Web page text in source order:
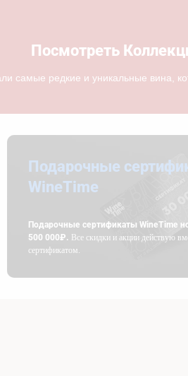
Посмотреть
самые редкие и уникальные вина,
Подарочные
WineTime
Подарочные сертификаты WineTime
500 000₽. Все скидки и акции действую
сертификатом.